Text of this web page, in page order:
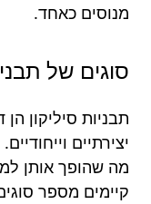
מנוסים כאחד.
סוגים של
תבניות סיליקון
יצירתיים
מה שהופך אותן
קיימים מספר